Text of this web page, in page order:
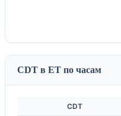
CDT в ET по часам
CDT